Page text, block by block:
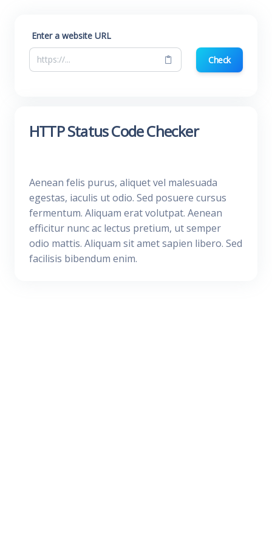
Enter a website URL
Check
HTTP Status Code Checker
Aenean felis purus, aliquet vel malesuada
egestas, iaculis ut odio. Sed posuere cursus
fermentum. Aliquam erat volutpat. Aenean
efficitur nunc ac lectus pretium, ut semper
odio mattis. Aliquam sit amet sapien libero. Sed
facilisis bibendum enim.